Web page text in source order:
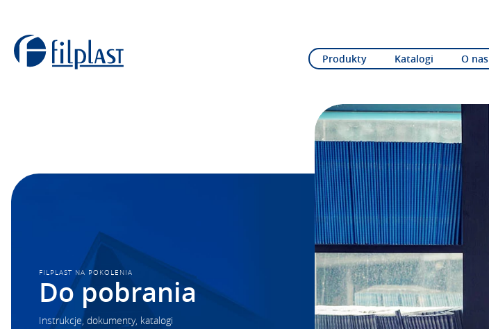
Produkty Katalogi O nas
FILPLAST NA POKOLENIA
Do pobrania
Instrukcje, dokumenty, katalogi